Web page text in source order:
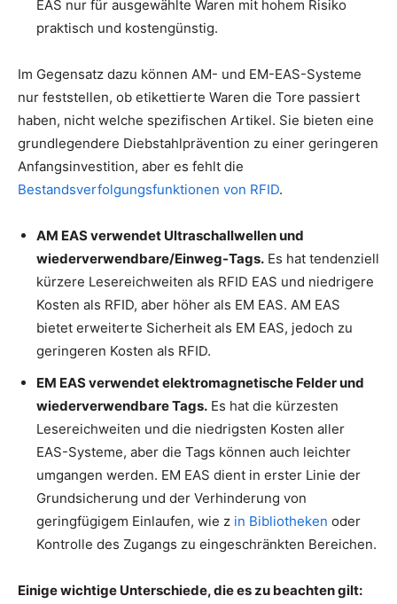
EAS nur für ausgewählte Waren mit hohem Risiko
praktisch und kostengünstig.
Im Gegensatz dazu können AM- und EM-EAS-Systeme
nur feststellen, ob etikettierte Waren die Tore passiert
haben, nicht welche spezifischen Artikel. Sie bieten eine
grundlegendere Diebstahlprävention zu einer geringeren
Anfangsinvestition, aber es fehlt die
Bestandsverfolgungsfunktionen von RFID.
AM EAS verwendet Ultraschallwellen und
wiederverwendbare/Einweg-Tags. Es hat tendenziell
kürzere Lesereichweiten als RFID EAS und niedrigere
Kosten als RFID, aber höher als EM EAS. AM EAS
bietet erweiterte Sicherheit als EM EAS, jedoch zu
geringeren Kosten als RFID.
EM EAS verwendet elektromagnetische Felder und
wiederverwendbare Tags. Es hat die kürzesten
Lesereichweiten und die niedrigsten Kosten aller
EAS-Systeme, aber die Tags können auch leichter
umgangen werden. EM EAS dient in erster Linie der
Grundsicherung und der Verhinderung von
geringfügigem Einlaufen, wie z in Bibliotheken oder
Kontrolle des Zugangs zu eingeschränkten Bereichen.
Einige wichtige Unterschiede, die es zu beachten gilt: